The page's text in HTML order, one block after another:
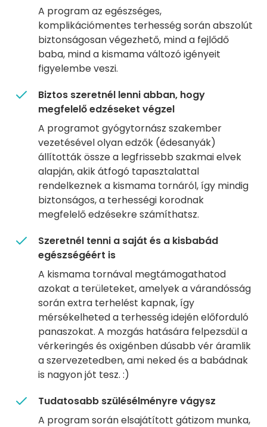
A program az egészséges,
komplikációmentes terhesség során abszolút
biztonságosan végezhető, mind a fejlődő
baba, mind a kismama változó igényeit
figyelembe veszi.
Biztos szeretnél lenni abban, hogy
megfelelő edzéseket végzel
A programot gyógytornász szakember
vezetésével olyan edzők (édesanyák)
állították össze a legfrissebb szakmai elvek
alapján, akik átfogó tapasztalattal
rendelkeznek a kismama tornáról, így mindig
biztonságos, a terhességi korodnak
megfelelő edzésekre számíthatsz.
Szeretnél tenni a saját és a kisbabád
egészségéért is
A kismama tornával megtámogathatod
azokat a területeket, amelyek a várandósság
során extra terhelést kapnak, így
mérsékelheted a terhesség idején előforduló
panaszokat. A mozgás hatására felpezsdül a
vérkeringés és oxigénben dúsabb vér áramlik
a szervezetedben, ami neked és a babádnak
is nagyon jót tesz. :)
Tudatosabb szülésélményre vágysz
A program során elsajátított gátizom munka,